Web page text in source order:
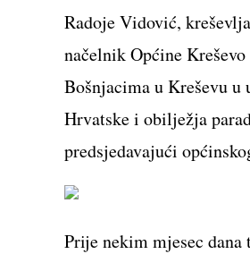
Radoje Vidović,
načelnik Općine
Bošnjacima u Kreševu u
Hrvatske i obilježja
predsjedavajući
Prije nekim mjesec